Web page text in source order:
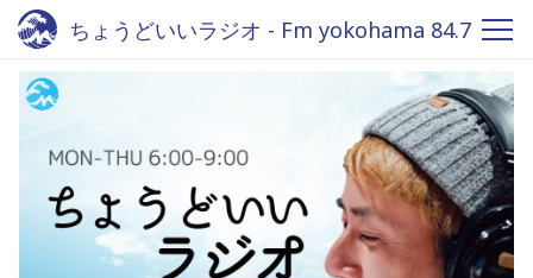
ちょうどいいラジオ - Fm yokohama 84.7